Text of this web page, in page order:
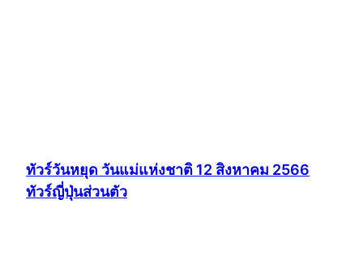
ทัวร์วันหยุด วันแม่แห่งชาติ 12 สิงหาคม 2566
ทัวร์ญี่ปุ่นส่วนตัว